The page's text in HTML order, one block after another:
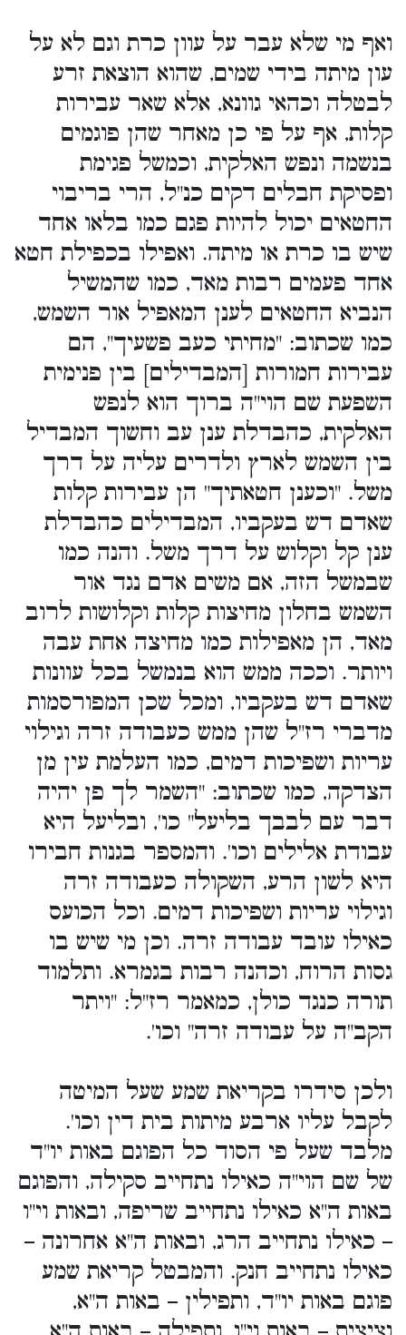
ואף מי שלא עבר על עוון כרת וגם לא על
עון מיתה בידי שמים, שהוא הוצאת זרע
לבטלה וכהאי גוונא, אלא שאר עבירות
קלות, אף על פי כן מאחר שהן פוגמים
בנשמה ונפש האלקית, וכמשל פגימת
ופסיקת חבלים דקים כנ"ל, הרי בריבוי
החטאים יכול להיות פגם כמו בלאו אחד
שיש בו כרת או מיתה. ואפילו בכפילת חטא
אחד פעמים רבות מאד, כמו שהמשיל
הנביא החטאים לענן המאפיל אור השמש,
כמו שכתוב: "מחיתי כעב פשעיך", הם
עבירות חמורות [המבדילים] בין פנימית
השפעת שם הוי"ה ברוך הוא לנפש
האלקית, כהבדלת ענן עב וחשוך המבדיל
בין השמש לארץ ולדרים עליה על דרך
משל. "וכענן חטאתיך" הן עבירות קלות
שאדם דש בעקביו, המבדילים כהבדלת
ענן קל וקלוש על דרך משל. והנה כמו
שבמשל הזה, אם משים אדם נגד אור
השמש בחלון מחיצות קלות וקלושות לרוב
מאד, הן מאפילות כמו מחיצה אחת עבה
ויותר. וככה ממש הוא בנמשל בכל עוונות
שאדם דש בעקביו, ומכל שכן המפורסמות
מדברי רז"ל שהן ממש כעבודה זרה וגילוי
עריות ושפיכות דמים, כמו העלמת עין מן
הצדקה, כמו שכתוב: "השמר לך פן יהיה
דבר עם לבבך בליעל" כו', ובליעל היא
עבודת אלילים וכו'. והמספר בגנות חבירו
היא לשון הרע, השקולה כעבודה זרה
וגילוי עריות ושפיכות דמים. וכל הכועס
כאילו עובד עבודה זרה. וכן מי שיש בו
גסות הרוח, וכהנה רבות בגמרא. ותלמוד
תורה כנגד כולן, כמאמר רז"ל: "ויתר
הקב"ה על עבודה זרה" וכו'.
ולכן סידרו בקריאת שמע שעל המיטה
לקבל עליו ארבע מיתות בית דין וכו'.
מלבד שעל פי הסוד כל הפוגם באות יו"ד
של שם הוי"ה כאילו נתחייב סקילה, והפוגם
באות ה"א כאילו נתחייב שריפה, ובאות וי"ו
– כאילו נתחייב הרג, ובאות ה"א אחרונה –
כאילו נתחייב חנק. והמבטל קריאת שמע
פוגם באות יו"ד, ותפילין – באות ה"א,